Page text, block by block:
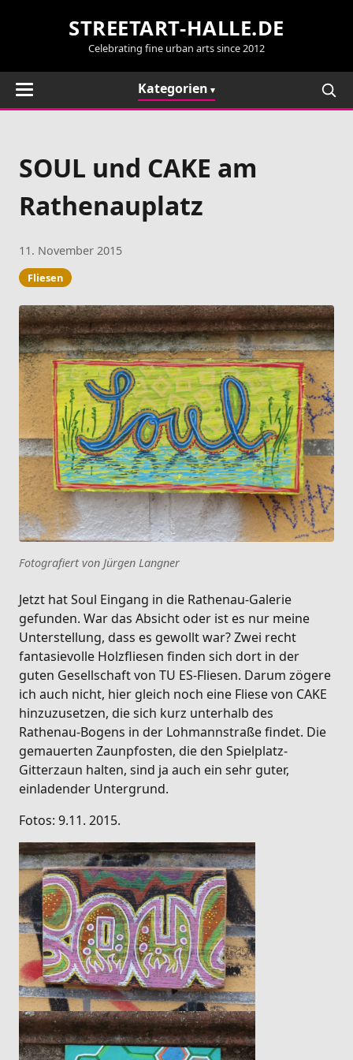
STREETART-HALLE.DE
Celebrating fine urban arts since 2012
Kategorien
SOUL und CAKE am
Rathenauplatz
11. November 2015
Fliesen
Fotografiert von Jürgen Langner
Jetzt hat Soul Eingang in die Rathenau-Galerie
gefunden. War das Absicht oder ist es nur meine
Unterstellung, dass es gewollt war? Zwei recht
fantasievolle Holzfliesen finden sich dort in der
guten Gesellschaft von TU ES-Fliesen. Darum zögere
ich auch nicht, hier gleich noch eine Fliese von CAKE
hinzuzusetzen, die sich kurz unterhalb des
Rathenau-Bogens in der Lohmannstraße findet. Die
gemauerten Zaunpfosten, die den Spielplatz-
Gitterzaun halten, sind ja auch ein sehr guter,
einladender Untergrund.
Fotos: 9.11. 2015.